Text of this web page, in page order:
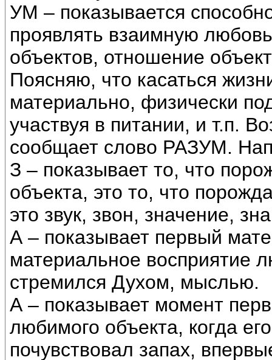
УМ – показывается
проявлять взаимную
объектов, отношение
Поясняю, что касаться
материально, физически
участвуя в питании, и т.п.
сообщает слово РАЗУМ.
З – показывает то, что
объекта, это то, что
это звук, звон, значение,
А – показывает первый
материальное восприятие
стремился Духом, мыслью.
А – показывает момент
любимого объекта, когда
почувствовал запах,